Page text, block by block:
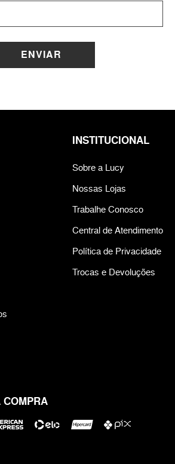
ENVIAR
INSTITUCIONAL
Sobre a Lucy
Nossas Lojas
Trabalhe Conosco
Central de Atendimento
Política de Privacidade
Trocas e Devoluções